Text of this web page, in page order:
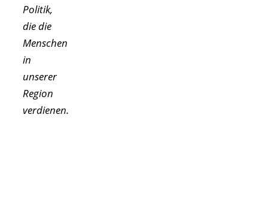
Politik,
die die
Menschen
in
unserer
Region
verdienen.